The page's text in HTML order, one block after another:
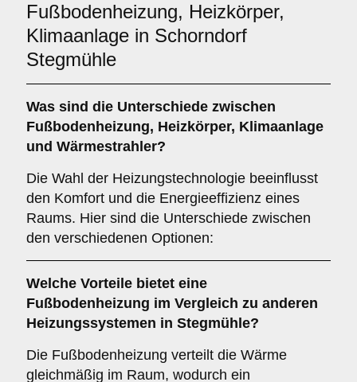
Fußbodenheizung, Heizkörper,
Klimaanlage in Schorndorf
Stegmühle
Was sind die Unterschiede zwischen
Fußbodenheizung, Heizkörper, Klimaanlage
und Wärmestrahler?
Die Wahl der Heizungstechnologie beeinflusst
den Komfort und die Energieeffizienz eines
Raums. Hier sind die Unterschiede zwischen
den verschiedenen Optionen:
Welche Vorteile bietet eine
Fußbodenheizung im Vergleich zu anderen
Heizungssystemen in Stegmühle?
Die Fußbodenheizung verteilt die Wärme
gleichmäßig im Raum, wodurch ein